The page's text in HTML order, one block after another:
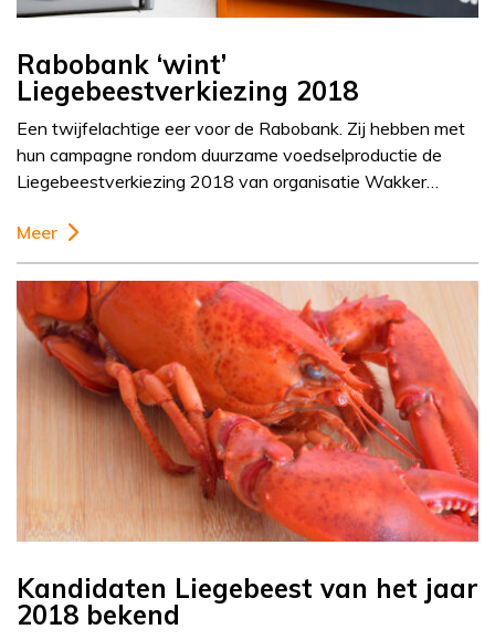
Rabobank ‘wint’
Liegebeestverkiezing 2018
Een twijfelachtige eer voor de Rabobank. Zij hebben met
hun campagne rondom duurzame voedselproductie de
Liegebeestverkiezing 2018 van organisatie Wakker…
Meer
Kandidaten Liegebeest van het jaar
2018 bekend